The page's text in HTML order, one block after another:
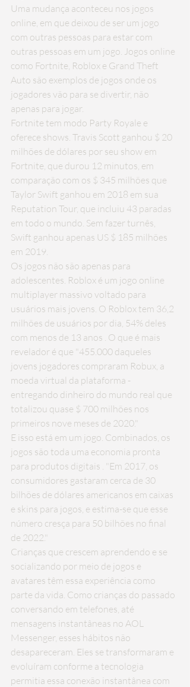
Uma mudança aconteceu nos jogos
online, em que deixou de ser um jogo
com outras pessoas para estar com
outras pessoas em um jogo. Jogos online
como Fortnite, Roblox e Grand Theft
Auto são exemplos de jogos onde os
jogadores vão para se divertir, não
apenas para jogar.
Fortnite tem modo Party Royale e
oferece shows. Travis Scott ganhou $ 20
milhões de dólares por seu show em
Fortnite, que durou 12 minutos, em
comparação com os $ 345 milhões que
Taylor Swift ganhou em 2018 em sua
Reputation Tour, que incluiu 43 paradas
em todo o mundo. Sem fazer turnês,
Swift ganhou apenas US $ 185 milhões
em 2019.
Os jogos não são apenas para
adolescentes. Roblox é um jogo online
multiplayer massivo voltado para
usuários mais jovens. O Roblox tem 36,2
milhões de usuários por dia, 54% deles
com menos de 13 anos . O que é mais
revelador é que "455.000 daqueles
jovens jogadores compraram Robux, a
moeda virtual da plataforma -
entregando dinheiro do mundo real que
totalizou quase $ 700 milhões nos
primeiros nove meses de 2020."
E isso está em um jogo. Combinados, os
jogos são toda uma economia pronta
para produtos digitais . "Em 2017, os
consumidores gastaram cerca de 30
bilhões de dólares americanos em caixas
e skins para jogos, e estima-se que esse
número cresça para 50 bilhões no final
de 2022."
Crianças que crescem aprendendo e se
socializando por meio de jogos e
avatares têm essa experiência como
parte da vida. Como crianças do passado
conversando em telefones, até
mensagens instantâneas no AOL
Messenger, esses hábitos não
desapareceram. Eles se transformaram e
evoluíram conforme a tecnologia
permitia essa conexão instantânea com